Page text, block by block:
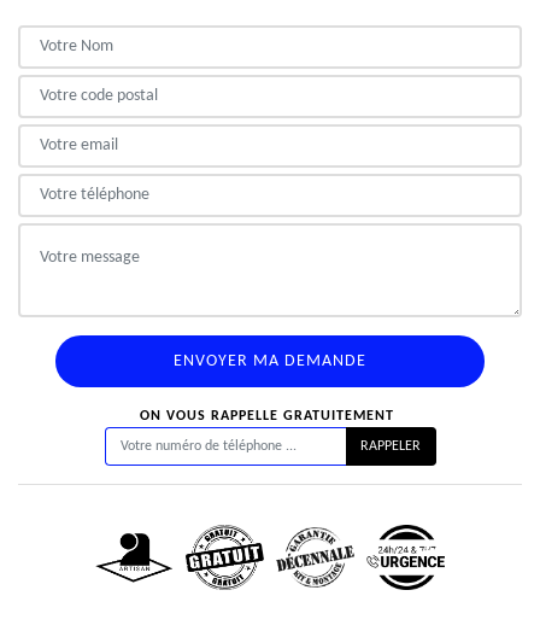
ON VOUS RAPPELLE GRATUITEMENT